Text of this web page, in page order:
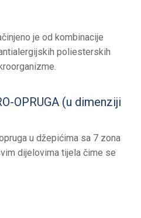
je od kombinacije
poliesterskih
OPRUGA (u dimenziji
u džepićima sa 7 zona
dijelovima tijela čime se